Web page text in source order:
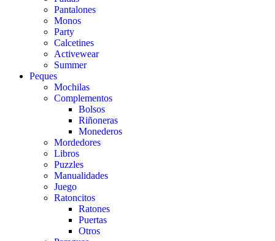
Pantalones
Monos
Party
Calcetines
Activewear
Summer
Peques
Mochilas
Complementos
Bolsos
Riñoneras
Monederos
Mordedores
Libros
Puzzles
Manualidades
Juego
Ratoncitos
Ratones
Puertas
Otros